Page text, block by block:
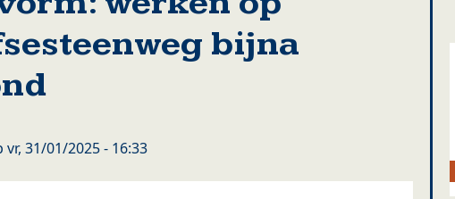
bijna
vr, 31/01/2025 - 16:33